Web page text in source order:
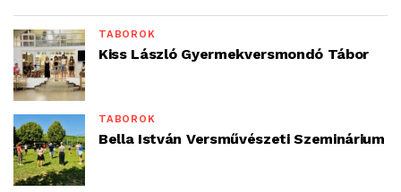
TÁBOROK
Kiss László Gyermekversmondó Tábor
TÁBOROK
Bella István Versművészeti Szeminárium